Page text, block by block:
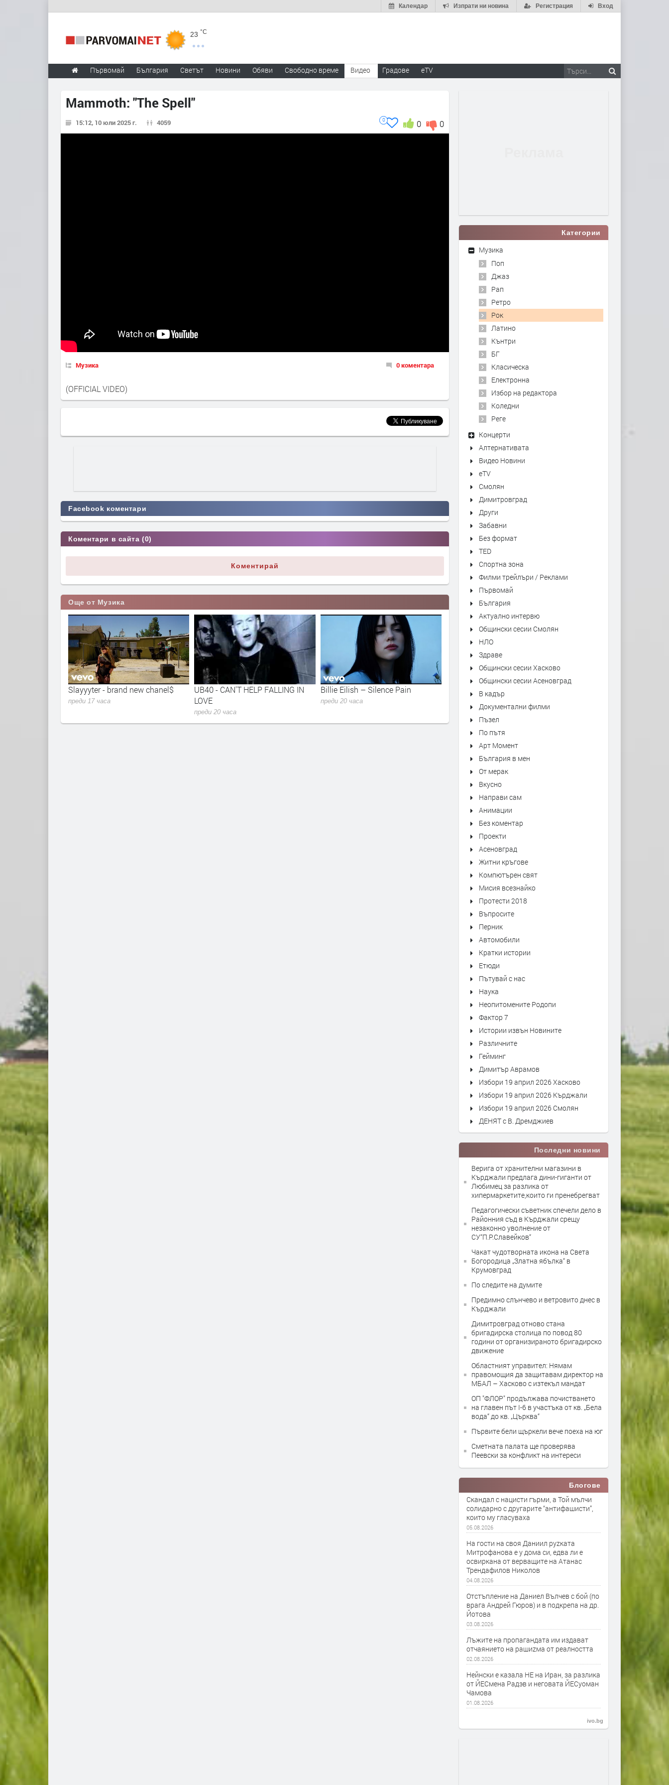
Вход
Регистрация
Изпрати ни новина
Календар
23 °C
Първомай България Светът Новини Обяви Свободно време Видео Градове eTV
Mammoth: "The Spell"
15:12, 10 юли 2025 г. 4059 0
0
0
Музика 0 коментара
(OFFICIAL VIDEO)
Facebook коментари
Коментари в сайта (0)
Коментирай
Още от Музика
Slayyyter - brand new chanel$
преди 17 часа
UB40 - CAN'T HELP FALLING IN
LOVE
преди 20 часа
Billie Eilish – Silence Pain
преди 20 часа
Ivo Dimchev - BLIND
Категории
Музика
Поп
Джаз
Рап
Ретро
Рок
Латино
Кънтри
БГ
Класическа
Електронна
Избор на редактора
Коледни
Реге
Концерти
Алтернативата
Видео Новини
eTV
Смолян
Димитровград
Други
Забавни
Без формат
TED
Спортна зона
Филми трейлъри / Реклами
Първомай
България
Актуално интервю
Общински сесии Смолян
НЛО
Здраве
Общински сесии Хасково
Общински сесии Асеновград
В кадър
Документални филми
Пъзел
По пътя
Арт Момент
България в мен
От мерак
Вкусно
Направи сам
Анимации
Без коментар
Проекти
Асеновград
Житни кръгове
Компютърен свят
Мисия всезнайко
Протести 2018
Въпросите
Перник
Автомобили
Кратки истории
Етюди
Пътувай с нас
Наука
Неопитомените Родопи
Фактор 7
Истории извън Новините
Различните
Гейминг
Димитър Аврамов
Избори 19 април 2026 Хасково
Избори 19 април 2026 Кърджали
Избори 19 април 2026 Смолян
ДЕНЯТ с В. Дремджиев
Последни новини
Верига от хранителни магазини в
Кърджали предлага дини-гиганти от
Любимец за разлика от
хипермаркетите,които ги пренебрегват
Педагогически съветник спечели дело в
Районния съд в Кърджали срещу
незаконно уволнение от
СУ“П.Р.Славейков“
Чакат чудотворната икона на Света
Богородица „Златна ябълка“ в
Крумовград
По следите на думите
Предимно слънчево и ветровито днес в
Кърджали
Димитровград отново стана
бригадирска столица по повод 80
години от организираното бригадирско
движение
Областният управител: Нямам
правомощия да защитавам директор на
МБАЛ – Хасково с изтекъл мандат
ОП "ФЛОР" продължава почистването
на главен път I-6 в участъка от кв. „Бела
вода“ до кв. „Църква“
Първите бели щъркели вече поеха на юг
Сметната палата ще провeрява
Пеевски за конфликт на интереси
Блогове
Скандал с нацисти гърми, а Той мълчи
солидарно с другарите “антифашисти”,
които му гласуваха
05.08.2026
На гости на своя Даниил руzката
Митрофанова е у дома си, едва ли е
освиркана от верващите на Атанас
Трендафилов Николов
04.08.2026
Отстъпление на Даниел Вълчев с бой (по
врага Андрей Гюров) и в подкрепа на др.
Йотова
03.08.2026
Лъжите на пропагандата им издават
отчаянието на рашиzма от реалността
02.08.2026
Нейнски е казала НЕ на Иран, за разлика
от ЙЕСмена Радэв и неговата ЙЕСуоман
Чамова
01.08.2026
ivo.bg